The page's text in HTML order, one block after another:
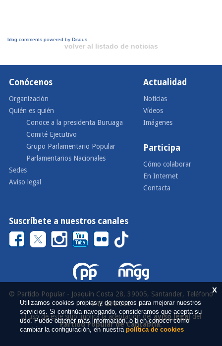
blog comments powered by Disqus
volver al listado de noticias
Conócenos
Organización
Quién es quién
Conoce a la presidenta Buruaga
Comité Ejecutivo
Grupo Parlamentario Popular
Parlamentarios Nacionales
Sedes
Aviso legal
Actualidad
Noticias
Vídeos
Imágenes
Participa
Cómo colaborar
En Internet
Contacta
Suscríbete a nuestros canales
© Partido Popular - Joaquín Costa 28, 39005, Santander, Teléfono
942 290 000
El uso de este sitio implica la aceptación delaviso legaldel
Partido Popular de Cantabria.
x
Utilizamos cookies propias y de terceros para mejorar nuestros
servicios. Si continúa navegando, consideramos que acepta su
uso. Puede obtener más información, o bien conocer cómo
cambiar la configuración, en nuestra política de cookies